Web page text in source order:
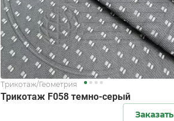
Трикотаж/Геометрия
Трикотаж F058 темно-серый
Заказать